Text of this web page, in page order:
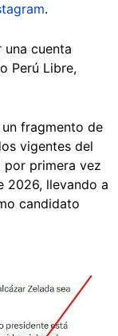
.
cuenta
Perú Libre,
fragmento de
vigentes del
primera vez
2026, llevando a
candidato